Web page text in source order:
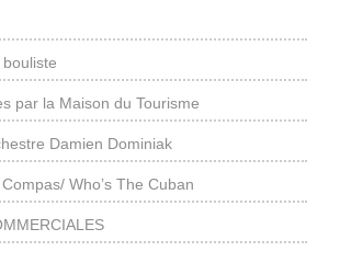
par la Maison du Tourisme
Damien Dominiak
Who’s The Cuban